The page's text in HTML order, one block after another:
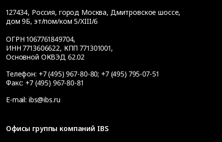
127434, Россия, город Москва, Дмитровское шоссе,
дом 9Б, эт/пом/ком 5/XIII/6
ОГРН 1067761849704,
ИНН 7713606622, КПП 771301001,
Основной ОКВЭД 62.02
Телефон: +7 (495) 967-80-80; +7 (495) 795-07-51
Факс: +7 (495) 967-80-81
E-mail: ibs@ibs.ru
Офисы группы компаний IBS